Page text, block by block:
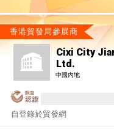
香港貿發局參展商
Cixi City
Ltd.
中國內地
自登錄於貿發網